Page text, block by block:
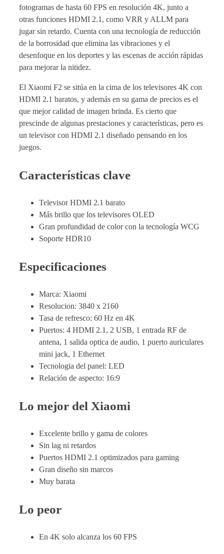
fotogramas de hasta 60 FPS en resolución 4K, junto a
otras funciones HDMI 2.1, como VRR y ALLM para
jugar sin retardo. Cuenta con una tecnología de reducción
de la borrosidad que elimina las vibraciones y el
desenfoque en los deportes y las escenas de acción rápidas
para mejorar la nitidez.
El Xiaomi F2 se sitúa en la cima de los televisores 4K con
HDMI 2.1 baratos, y además en su gama de precios es el
que mejor calidad de imagen brinda. Es cierto que
prescinde de algunas prestaciones y características, pero es
un televisor con HDMI 2.1 diseñado pensando en los
juegos.
Características clave
Televisor HDMI 2.1 barato
Más brillo que los televisores OLED
Gran profundidad de color con la tecnología WCG
Soporte HDR10
Especificaciones
Marca: Xiaomi
Resolucion: 3840 x 2160
Tasa de refresco: 60 Hz en 4K
Puertos: 4 HDMI 2.1, 2 USB, 1 entrada RF de
antena, 1 salida optica de audio, 1 puerto auriculares
mini jack, 1 Ethernet
Tecnologia del panel: LED
Relación de aspecto: 16:9
Lo mejor del Xiaomi
Excelente brillo y gama de colores
Sin lag ni retardos
Puertos HDMI 2.1 optimizados para gaming
Gran diseño sin marcos
Muy barata
Lo peor
En 4K solo alcanza los 60 FPS